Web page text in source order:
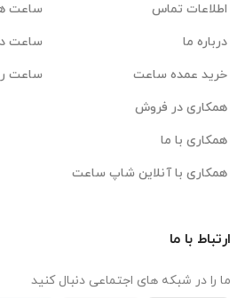
اطلاعات تماس
درباره ما
خرید عمده ساعت
همکاری در فروش
همکاری با ما
همکاری با آنلاین شاپ ساعت
ساعت
ساعت
ساعت
ارتباط با ما
ما را در شبکه های اجتماعی دنبال کنید